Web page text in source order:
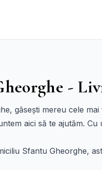
-
găsești mereu cele
aici să te ajutăm.
Sfantu Gheorghe,